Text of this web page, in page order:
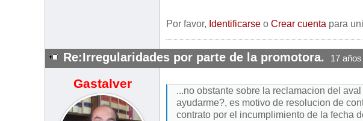
Por favor, Identificarse o Crear cuenta para
Re:Irregularidades por parte de la promotora. 17
Gastalver
...no obstante sobre la reclamacion del
ayudarme?, es motivo de resolucion de
contrato por el incumplimiento de la fecha